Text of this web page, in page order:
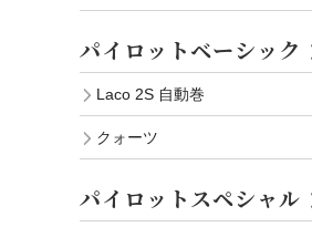
パイロットベーシック
Laco 2S 自動巻
クォーツ
パイロットスペシャル